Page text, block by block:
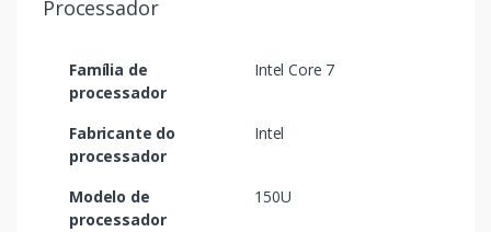
Processador
Família de
processador
Intel Core 7
Fabricante do
processador
Intel
Modelo de
processador
150U